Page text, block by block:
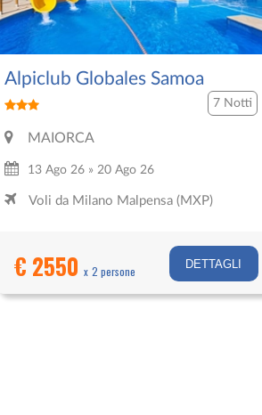
Alpiclub Globales Samoa
7 Notti
MAIORCA
13 Ago 26 » 20 Ago 26
Voli da Milano Malpensa (MXP)
€ 2550x 2 persone DETTAGLI